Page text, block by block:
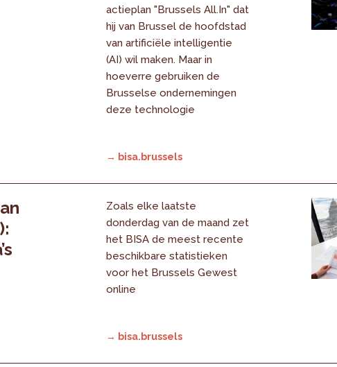
actieplan "Brussels All.In" dat
hij van Brussel de hoofdstad
van artificiële intelligentie
(AI) wil maken. Maar in
hoeverre gebruiken de
Brusselse ondernemingen
deze technologie
→ bisa.brussels
Zoals elke laatste
donderdag van de maand zet
het BISA de meest recente
beschikbare statistieken
voor het Brussels Gewest
online
→ bisa.brussels